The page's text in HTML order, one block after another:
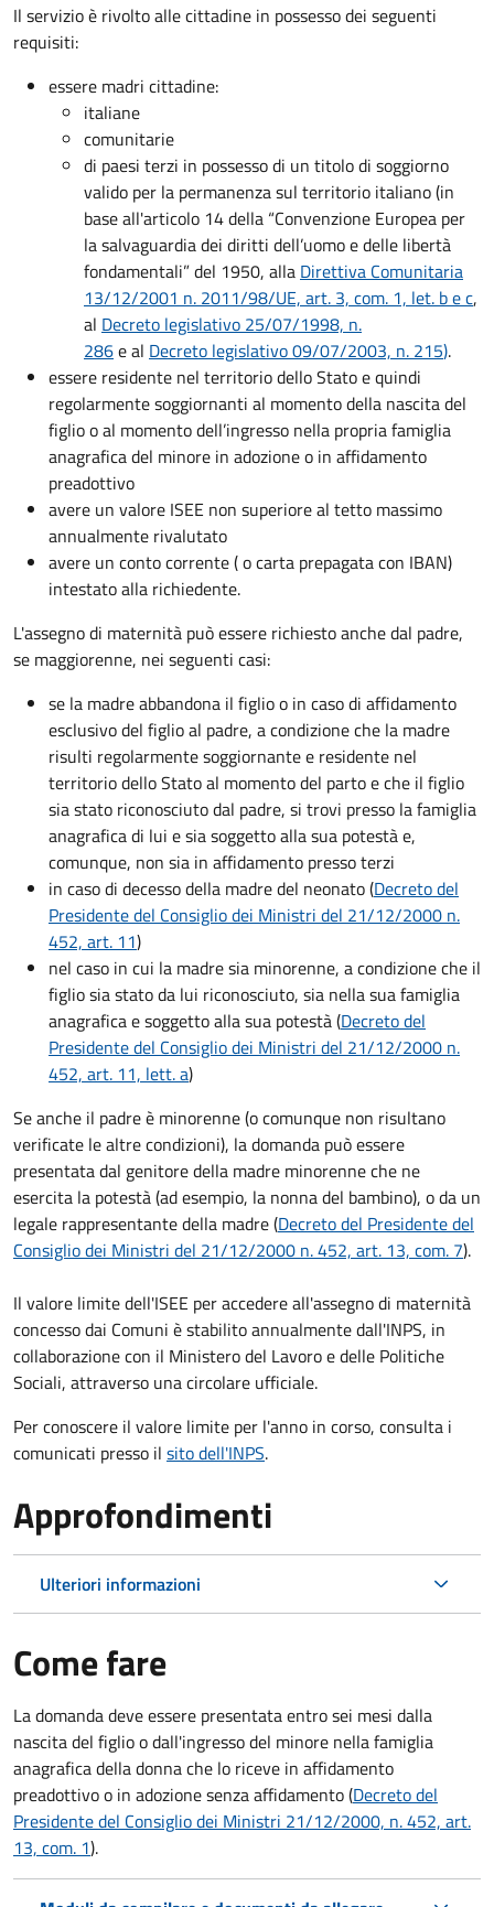
Il servizio è rivolto alle cittadine in possesso dei seguenti
requisiti:
essere madri cittadine:
italiane
comunitarie
di paesi terzi in possesso di un titolo di soggiorno
valido per la permanenza sul territorio italiano (in
base all'articolo 14 della “Convenzione Europea per
la salvaguardia dei diritti dell’uomo e delle libertà
fondamentali” del 1950, alla Direttiva Comunitaria
13/12/2001 n. 2011/98/UE, art. 3, com. 1, let. b e c,
al Decreto legislativo 25/07/1998, n.
286e al Decreto legislativo 09/07/2003, n. 215).
essere residente nel territorio dello Stato e quindi
regolarmente soggiornanti al momento della nascita del
figlio o al momento dell’ingresso nella propria famiglia
anagrafica del minore in adozione o in affidamento
preadottivo
avere un valore ISEE non superiore al tetto massimo
annualmente rivalutato
avere un conto corrente ( o carta prepagata con IBAN)
intestato alla richiedente.
L'assegno di maternità può essere richiesto anche dal padre,
se maggiorenne, nei seguenti casi:
se la madre abbandona il figlio o in caso di affidamento
esclusivo del figlio al padre, a condizione che la madre
risulti regolarmente soggiornante e residente nel
territorio dello Stato al momento del parto e che il figlio
sia stato riconosciuto dal padre, si trovi presso la famiglia
anagrafica di lui e sia soggetto alla sua potestà e,
comunque, non sia in affidamento presso terzi
in caso di decesso della madre del neonato (Decreto del
Presidente del Consiglio dei Ministri del 21/12/2000 n.
452, art. 11)
nel caso in cui la madre sia minorenne, a condizione che il
figlio sia stato da lui riconosciuto, sia nella sua famiglia
anagrafica e soggetto alla sua potestà (Decreto del
Presidente del Consiglio dei Ministri del 21/12/2000 n.
452, art. 11, lett. a)
Se anche il padre è minorenne (o comunque non risultano
verificate le altre condizioni), la domanda può essere
presentata dal genitore della madre minorenne che ne
esercita la potestà (ad esempio, la nonna del bambino), o da un
legale rappresentante della madre (Decreto del Presidente del
Consiglio dei Ministri del 21/12/2000 n. 452, art. 13, com. 7).
Il valore limite dell'ISEE per accedere all'assegno di maternità
concesso dai Comuni è stabilito annualmente dall'INPS, in
collaborazione con il Ministero del Lavoro e delle Politiche
Sociali, attraverso una circolare ufficiale.
Per conoscere il valore limite per l'anno in corso, consulta i
comunicati presso il sito dell'INPS.
Approfondimenti
Ulteriori informazioni
Come fare
La domanda deve essere presentataentro sei mesi dalla
nascita del figlio o dall'ingresso del minore nella famiglia
anagrafica della donna che lo riceve in affidamento
preadottivo o in adozione senza affidamento (Decreto del
Presidente del Consiglio dei Ministri 21/12/2000, n. 452, art.
13, com. 1).